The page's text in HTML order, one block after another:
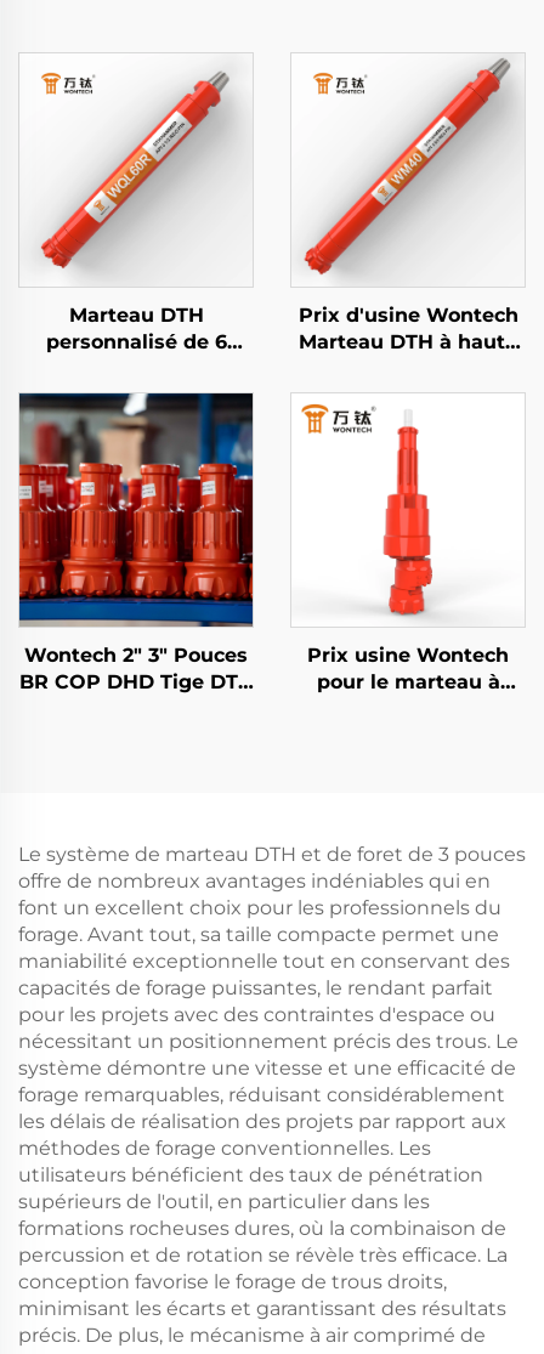
Marteau DTH
personnalisé de 6
SD60 API 3 1/2 REG PIN
Wontech pour puits
d'eau et explosifs
Prix d'usine Wontech
Marteau DTH à haute
WT4 M40 API 2 3/8"
REG PIN Down the
Hole
Wontech 2" 3" Pouces
BR COP DHD Tige DTH
Prix usine Wontech
pour le marteau à
Le système de marteau DTH et de foret de 3 pouces
offre de nombreux avantages indéniables qui en
font un excellent choix pour les professionnels du
forage. Avant tout, sa taille compacte permet une
maniabilité exceptionnelle tout en conservant des
capacités de forage puissantes, le rendant parfait
pour les projets avec des contraintes d'espace ou
nécessitant un positionnement précis des trous. Le
système démontre une vitesse et une efficacité de
forage remarquables, réduisant considérablement
les délais de réalisation des projets par rapport aux
méthodes de forage conventionnelles. Les
utilisateurs bénéficient des taux de pénétration
supérieurs de l'outil, en particulier dans les
formations rocheuses dures, où la combinaison de
percussion et de rotation se révèle très efficace. La
conception favorise le forage de trous droits,
minimisant les écarts et garantissant des résultats
précis. De plus, le mécanisme à air comprimé de